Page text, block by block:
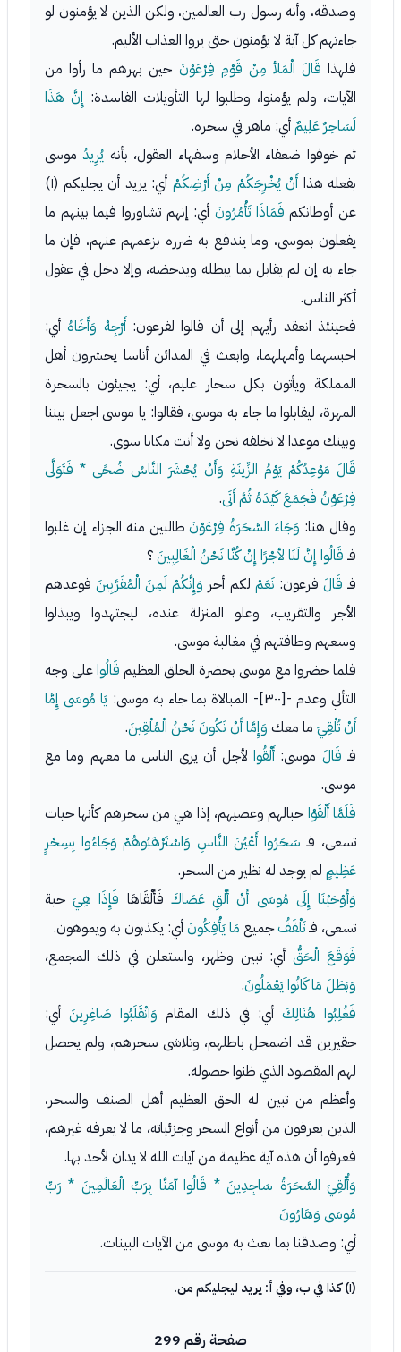
وصدقه، وأنه رسول رب العالمين، ولكن الذين لا يؤمنون لو
جاءتهم كل آية لا يؤمنون حتى يروا العذاب الأليم.
فلهذا قَالَ الْمَلأ مِنْ قَوْمِ فِرْعَوْنَ حين بهرهم ما رأوا من
الآيات، ولم يؤمنوا، وطلبوا لها التأويلات الفاسدة: إِنَّ هَذَا
لَسَاحِرٌ عَلِيمٌأي: ماهر في سحره.
ثم خوفوا ضعفاء الأحلام وسفهاء العقول، بأنه يُرِيدُموسى
بفعله هذا أَنْ يُخْرِجَكُمْ مِنْ أَرْضِكُمْ
أي: يريد أن يجليكم (١)
عن أوطانكم فَمَاذَا تَأْمُرُونَ أي: إنهم تشاوروا فيما بينهم ما
يفعلون بموسى، وما يندفع به ضرره بزعمهم عنهم، فإن ما
جاء به إن لم يقابل بما يبطله ويدحضه، وإلا دخل في عقول
أكثر الناس.
فحينئذ انعقد رأيهم إلى أن قالوا لفرعون:أَرْجِهْ وَأَخَاهُأي:
احبسهما وأمهلهما، وابعث في المدائن أناسا يحشرون أهل
المملكة ويأتون بكل سحار عليم، أي: يجيئون بالسحرة
المهرة، ليقابلوا ما جاء به موسى، فقالوا: يا موسى اجعل بيننا
وبينك موعدا لا نخلفه نحن ولا أنت مكانا سوى.
قَالَ مَوْعِدُكُمْ يَوْمُ الزِّينَةِ وَأَنْ يُحْشَرَ النَّاسُ ضُحًى * فَتَوَلَّى
فِرْعَوْنُ فَجَمَعَ كَيْدَهُ ثُمَّ أَتَى.
وقال هنا: وَجَاءَ السَّحَرَةُ فِرْعَوْنَطالبين منه الجزاء إن غلبوا
فـ قَالُوا إِنَّ لَنَا لأجْرًا إِنْ كُنَّا نَحْنُ الْغَالِبِينَ؟
فـ قَالَ فرعون:نَعَمْ لكم أجر وَإِنَّكُمْ لَمِنَ الْمُقَرَّبِينَفوعدهم
الأجر والتقريب، وعلو المنزلة عنده، ليجتهدوا ويبذلوا
وسعهم وطاقتهم في مغالبة موسى.
فلما حضروا مع موسى بحضرة الخلق العظيم قَالُواعلى وجه
التألي وعدم -[٣٠٠]- المبالاة بما جاء به موسى:
يَا مُوسَى إِمَّا
أَنْ تُلْقِيَ ما معك وَإِمَّا أَنْ نَكُونَ نَحْنُ الْمُلْقِينَ.
فـ قَالَ موسى:أَلْقُوا لأجل أن يرى الناس ما معهم وما مع
موسى.
فَلَمَّا أَلْقَوْا حبالهم وعصيهم، إذا هي من سحرهم كأنها حيات
تسعى، فـ سَحَرُوا أَعْيُنَ النَّاسِ وَاسْتَرْهَبُوهُمْ وَجَاءُوا بِسِحْرٍ
عَظِيمٍ لم يوجد له نظير من السحر.
وَأَوْحَيْنَا إِلَى مُوسَى أَنْ أَلْقِ عَصَاكَ فَأَلْقَاهَا فَإِذَا هِيَحية
تسعى، فـتَلْقَفُجميع مَا يَأْفِكُونَأي: يكذبون به ويموهون.
فَوَقَعَ الْحَقُّ أي: تبين وظهر، واستعلن في ذلك المجمع،
وَبَطَلَ مَا كَانُوا يَعْمَلُونَ.
فَغُلِبُوا هُنَالِكَ أي: في ذلك المقام وَانْقَلَبُوا صَاغِرِينَأي:
حقيرين قد اضمحل باطلهم، وتلاشى سحرهم، ولم يحصل
لهم المقصود الذي ظنوا حصوله.
وأعظم من تبين له الحق العظيم أهل الصنف والسحر،
الذين يعرفون من أنواع السحر وجزئياته، ما لا يعرفه غيرهم،
فعرفوا أن هذه آية عظيمة من آيات الله لا يدان لأحد بها.
وَأُلْقِيَ السَّحَرَةُ سَاجِدِينَ * قَالُوا آمَنَّا بِرَبِّ الْعَالَمِينَ * رَبِّ
مُوسَى وَهَارُونَ
أي: وصدقنا بما بعث به موسى من الآيات البينات.
(١) كذا في ب، وفي أ: يريد ليجليكم من.
صفحة رقم 299